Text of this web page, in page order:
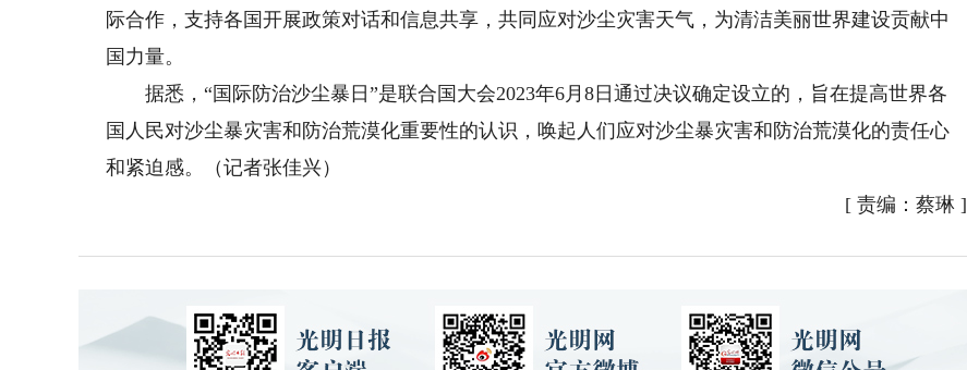
际合作，支持各国开展政策对话和信息共享，共同应对沙尘灾害天气，为清洁美丽世界建设贡献中
国力量。
据悉，“国际防治沙尘暴日”是联合国大会2023年6月8日通过决议确定设立的，旨在提高世界各
国人民对沙尘暴灾害和防治荒漠化重要性的认识，唤起人们应对沙尘暴灾害和防治荒漠化的责任心
和紧迫感。（记者张佳兴）
[ 责编：蔡琳]